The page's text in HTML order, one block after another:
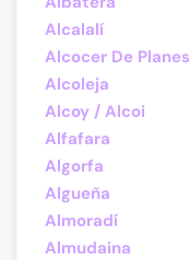
Alcalalí
Alcocer De Planes
Alcoleja
Alcoy / Alcoi
Alfafara
Algorfa
Algueña
Almoradí
Almudaina